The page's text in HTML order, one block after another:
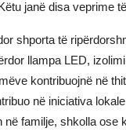
janë disa veprime
shporta të
llampa LED,
kontribuojnë në
në iniciativa
në familje, shkolla